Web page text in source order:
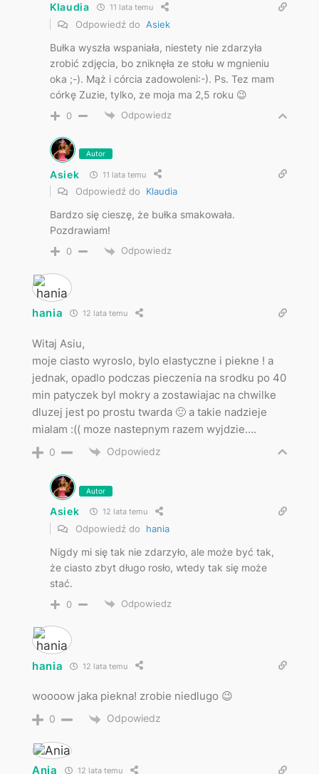
Klaudia 11 lata temu
Odpowiedź do Asiek
Bułka wyszła wspaniała, niestety nie zdarzyła
zrobić zdjęcia, bo zniknęła ze stołu w mgnieniu
oka ;-). Mąż i córcia zadowoleni:-). Ps. Tez mam
córkę Zuzie, tylko, ze moja ma 2,5 roku 😉
0 Odpowiedz
Autor
Asiek 11 lata temu
Odpowiedź do Klaudia
Bardzo się cieszę, że bułka smakowała.
Pozdrawiam!
0 Odpowiedz
hania 12 lata temu
Witaj Asiu,
moje ciasto wyroslo, bylo elastyczne i piekne ! a
jednak, opadlo podczas pieczenia na srodku po 40
min patyczek byl mokry a zostawiajac na chwilke
dluzej jest po prostu twarda 🙁 a takie nadzieje
mialam :(( moze nastepnym razem wyjdzie….
0 Odpowiedz
Autor
Asiek 12 lata temu
Odpowiedź do hania
Nigdy mi się tak nie zdarzyło, ale może być tak,
że ciasto zbyt długo rosło, wtedy tak się może
stać.
0 Odpowiedz
hania 12 lata temu
woooow jaka piekna! zrobie niedlugo 😉
0 Odpowiedz
Ania 12 lata temu